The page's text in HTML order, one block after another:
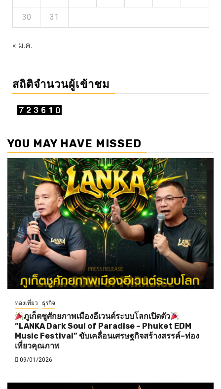
30 31
« ม.ค.
สถิติจำนวนผู้เข้าชม
YOU MAY HAVE MISSED
ท่องเที่ยว ธุรกิจ
ภูเก็ตชูศักยภาพเมืองอีเวนต์ระบบโลกเปิดตัว
“LANKA Dark Soul of Paradise – Phuket EDM
Music Festival” ขับเคลื่อนเศรษฐกิจสร้างสรรค์–ท่อง
เที่ยวคุณภาพ
09/01/2026